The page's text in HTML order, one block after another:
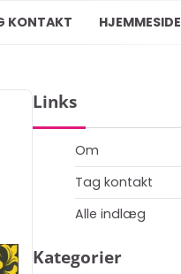
KONTAKT HJEMMESIDE
Links
Om
Tag kontakt
Alle indlæg
Kategorier